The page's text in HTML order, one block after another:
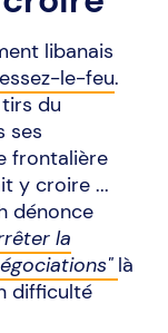
libanais
le-feu.
du
ses
frontalière
y croire ...
dénonce
la
là
difficulté